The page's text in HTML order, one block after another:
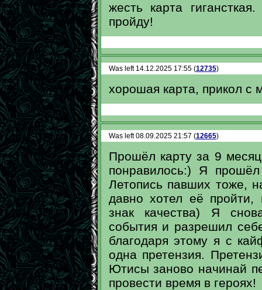
жесть карта
пройду!
Was left 14.12.2025 17:55 (12735)
хорошая карта, прикол с
Was left 08.09.2025 21:57 (12665)
Прошёл карту за 9
понравилось:) Я
Летопись павших тоже,
давно хотел её пройти,
знак качества) Я
события и разрешил
благодаря этому я с
одна претензия.
Ютисы заново начинай
провести время в героях!